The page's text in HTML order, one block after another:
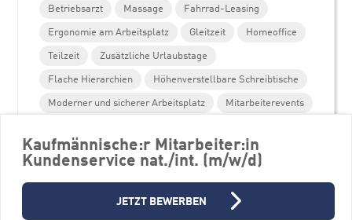
Kaufmännische:r Mitarbeiter:in
Kundenservice nat./int. (m/w/d)
JETZT BEWERBEN
Betriebsarzt
Massage
Fahrrad-Leasing
Ergonomie am Arbeitsplatz
Gleitzeit
Homeoffice
Teilzeit
Zusätzliche Urlaubstage
Flache Hierarchien
Höhenverstellbare Schreibtische
Moderner und sicherer Arbeitsplatz
Mitarbeiterevents
Personalentwicklungsprogramme